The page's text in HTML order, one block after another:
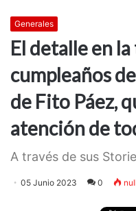
Generales
El detalle en
cumpleaños
de Fito Páez,
atención de
A través de sus
05 Junio 2023 0 null